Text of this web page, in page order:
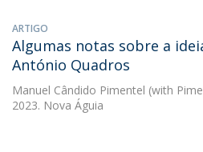
ARTIGO
Algumas notas sobre a
António Quadros
Manuel Cândido Pimentel (with
2023. Nova Águia